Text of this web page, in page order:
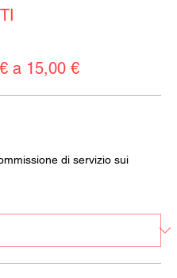
a 15,00 €
di servizio sui